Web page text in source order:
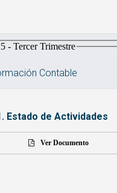
- Tercer Trimestre
Contable
Estado de Actividades
Ver Documento